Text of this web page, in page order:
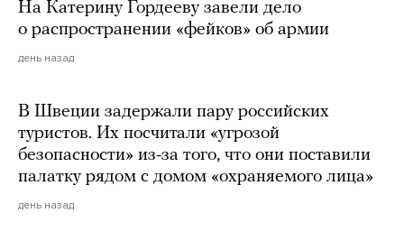
На Катерину Гордееву завели дело
о распространении «фейков» об армии
день назад
В Швеции задержали пару российских
туристов. Их посчитали «угрозой
безопасности» из-за того, что они поставили
палатку рядом с домом «охраняемого лица»
день назад